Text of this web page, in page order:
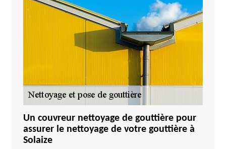
Un couvreur nettoyage de gouttière pour
assurer le nettoyage de votre gouttière à
Solaize